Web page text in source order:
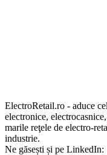
ElectroRetail.ro - aduce
electronice,
marile reţele de electro-
industrie.
Ne găsești și pe LinkedIn: